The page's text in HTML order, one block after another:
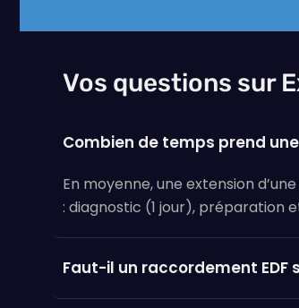
Vos questions sur
Combien de temps prend
En moyenne, une extension
: diagnostic (1 jour), préparation
Faut-il un raccordement EDF